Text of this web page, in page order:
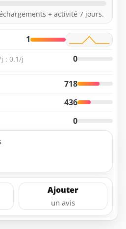
+ activité 7 jours.
1
: 0.1/j 0
718
436
0
Ajouter
un avis